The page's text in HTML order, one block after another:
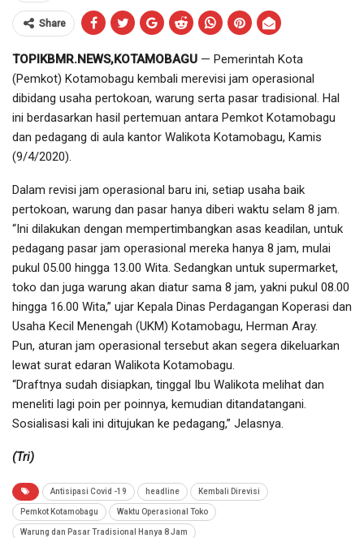
Share
TOPIKBMR.NEWS,KOTAMOBAGU — Pemerintah Kota
(Pemkot) Kotamobagu kembali merevisi jam operasional
dibidang usaha pertokoan, warung serta pasar tradisional. Hal
ini berdasarkan hasil pertemuan antara Pemkot Kotamobagu
dan pedagang di aula kantor Walikota Kotamobagu, Kamis
(9/4/2020).
Dalam revisi jam operasional baru ini, setiap usaha baik
pertokoan, warung dan pasar hanya diberi waktu selam 8 jam.
“Ini dilakukan dengan mempertimbangkan asas keadilan, untuk
pedagang pasar jam operasional mereka hanya 8 jam, mulai
pukul 05.00 hingga 13.00 Wita. Sedangkan untuk supermarket,
toko dan juga warung akan diatur sama 8 jam, yakni pukul 08.00
hingga 16.00 Wita,” ujar Kepala Dinas Perdagangan Koperasi dan
Usaha Kecil Menengah (UKM) Kotamobagu, Herman Aray.
Pun, aturan jam operasional tersebut akan segera dikeluarkan
lewat surat edaran Walikota Kotamobagu.
“Draftnya sudah disiapkan, tinggal Ibu Walikota melihat dan
meneliti lagi poin per poinnya, kemudian ditandatangani.
Sosialisasi kali ini ditujukan ke pedagang,” Jelasnya.
(Tri)
Antisipasi Covid -19 headline Kembali Direvisi
Pemkot Kotamobagu Waktu Operasional Toko
Warung dan Pasar Tradisional Hanya 8 Jam